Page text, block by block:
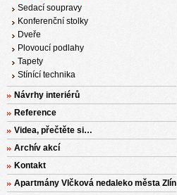
Sedací soupravy
Konferenční stolky
Dveře
Plovoucí podlahy
Tapety
Stínící technika
Návrhy interiérů
Reference
Videa, přečtěte si…
Archív akcí
Kontakt
Apartmány Vlčková nedaleko města Zlín